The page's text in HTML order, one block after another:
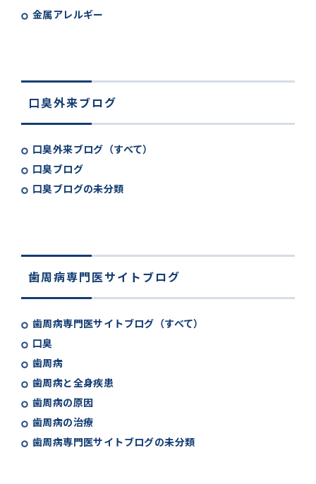
金属アレルギー
口臭外来ブログ
口臭外来ブログ（すべて）
口臭ブログ
口臭ブログの未分類
歯周病専門医サイトブログ
歯周病専門医サイトブログ（すべて）
口臭
歯周病
歯周病と全身疾患
歯周病の原因
歯周病の治療
歯周病専門医サイトブログの未分類